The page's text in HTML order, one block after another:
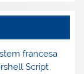
francesa
Script